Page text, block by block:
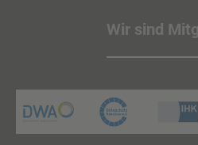
Wir sind